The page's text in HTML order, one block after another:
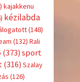
kajakkenu
kézilabda
(148)
(132) Rali
(373) sport
(316) Szalay
(126)